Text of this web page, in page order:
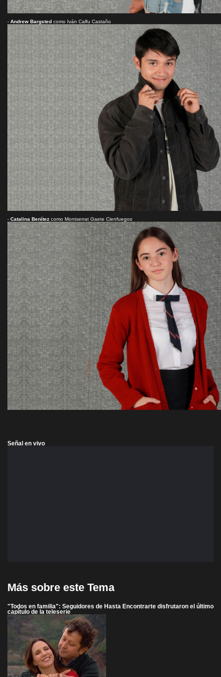
- Andrew Bargsted como Iván Calfu Castaño
- Catalina Benítez como Montserrat Gaete Cienfuegos
Señal en vivo
Más sobre este Tema
"Todos en familia": Seguidores de Hasta Encontrarte disfrutaron el último
capítulo de la teleserie